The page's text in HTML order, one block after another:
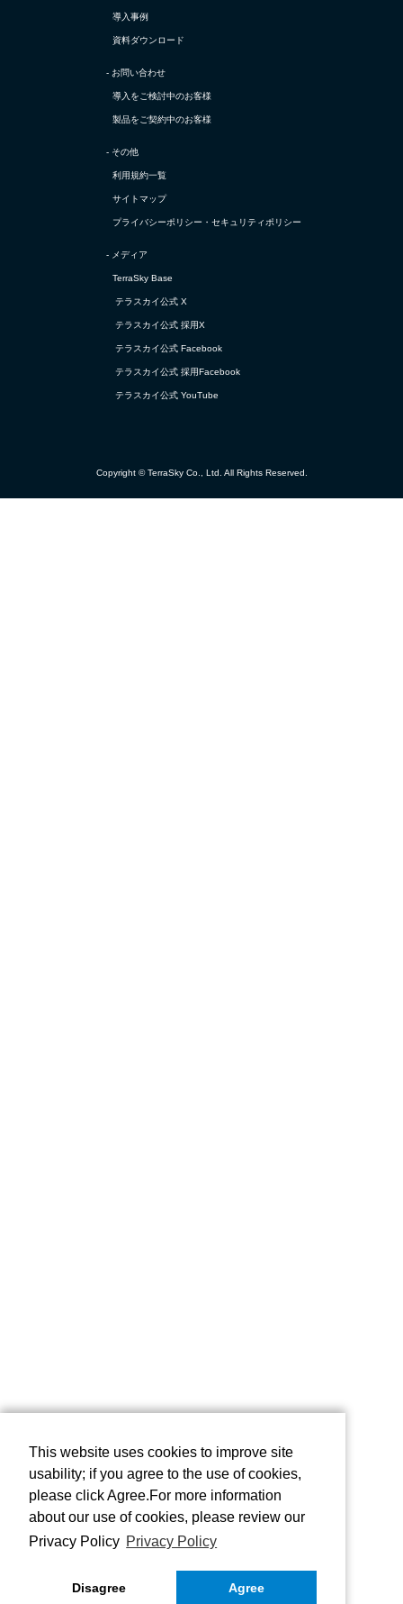
導入事例
資料ダウンロード
- お問い合わせ
導入をご検討中のお客様
製品をご契約中のお客様
- その他
利用規約一覧
サイトマップ
プライバシーポリシー・ セキュリティポリシー
- メディア
TerraSky Base
テラスカイ公式 X
テラスカイ公式 採用X
テラスカイ公式 Facebook
テラスカイ公式 採用Facebook
テラスカイ公式 YouTube
Copyright © TerraSky Co., Ltd. All Rights Reserved.
This website uses cookies to improve site
usability; if you agree to the use of cookies,
please click Agree.For more information
about our use of cookies, please review our
Privacy Policy Privacy Policy
Disagree Agree